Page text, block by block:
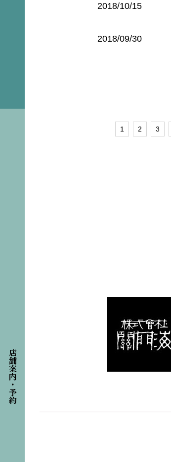
店舗案内・予約
2018/10/15
2018/09/30
1 2 3